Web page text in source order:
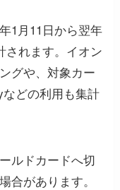
1月11日から翌年
されます。イオン
グや、対象カー
などの利用も集計
ルドカードへ切
合があります。